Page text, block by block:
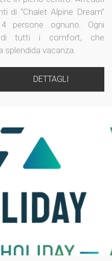
di “Chalet Alpine Dream”
persone ognuno. Ogni
di tutti i comfort, che
splendida vacanza.
DETTAGLI